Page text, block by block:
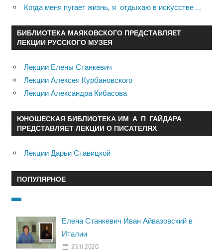
Когда меня пугает жизнь, я отдыхаю в искусстве …
БИБЛИОТЕКА МАЯКОВСКОГО ПРЕДСТАВЛЯЕТ
ЛЕКЦИИ РУССКОГО МУЗЕЯ
Лекции Елены Станкевич
Лекции Алексея Курбановского
Лекции Александра Кибасова
ЮНОШЕСКАЯ БИБЛИОТЕКА ИМ. А. П. ГАЙДАРА
ПРЕДСТАВЛЯЕТ ЛЕКЦИИ О ПИСАТЕЛЯХ
Лекции Дарьи Ставицкой
ПОПУЛЯРНОЕ
Елена Станкевич Иван Айвазовский в
Италии
23.11.2020